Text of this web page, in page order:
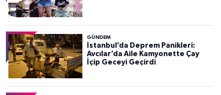
GÜNDEM
İstanbul’da Deprem Panikleri:
Avcılar’da Aile Kamyonette Çay
İçip Geceyi Geçirdi